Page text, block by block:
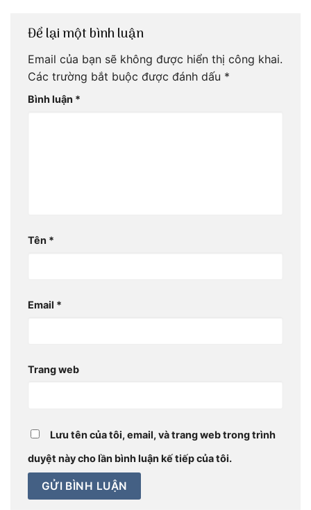
Để lại một bình luận
Email của bạn sẽ không được hiển thị công khai.
Các trường bắt buộc được đánh dấu *
Bình luận *
Tên *
Email *
Trang web
Lưu tên của tôi, email, và trang web trong trình
duyệt này cho lần bình luận kế tiếp của tôi.